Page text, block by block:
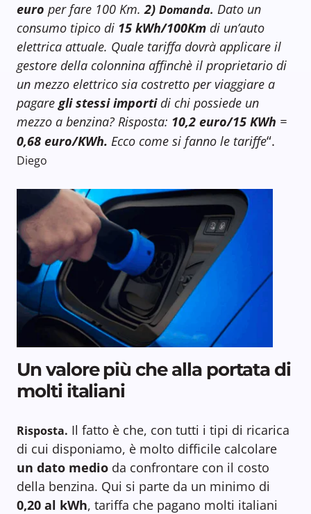
euro per fare 100 Km.2) Domanda. Dato un
consumo tipico di 15 kWh/100Km di un’auto
elettrica attuale. Quale tariffa dovrà applicare il
gestore della colonnina affinchè il proprietario di
un mezzo elettrico sia costretto per viaggiare a
pagare gli stessi importidi chi possiede un
mezzo a benzina? Risposta: 10,2 euro/15 KWh =
0,68 euro/KWh. Ecco come si fanno le tariffe“.
Diego
Un valore più che alla portata di
molti italiani
Risposta. Il fatto è che, con tutti i tipi di ricarica
di cui disponiamo, è molto difficile calcolare
un dato medio da confrontare con il costo
della benzina. Qui si parte da un minimo di
0,20 al kWh, tariffa che pagano molti italiani